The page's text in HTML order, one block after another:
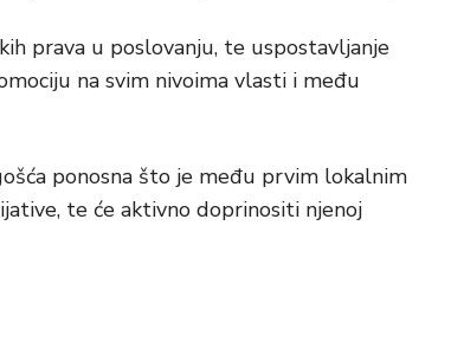
prava u poslovanju, te uspostavljanje
na svim nivoima vlasti i među
ponosna što je među prvim lokalnim
te će aktivno doprinositi njenoj